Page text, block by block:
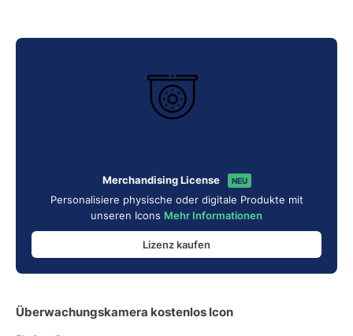
Merchandising License NEU
Personalisiere physische oder digitale Produkte mit
unseren Icons Mehr Informationen
Lizenz kaufen
Überwachungskamera kostenlos Icon